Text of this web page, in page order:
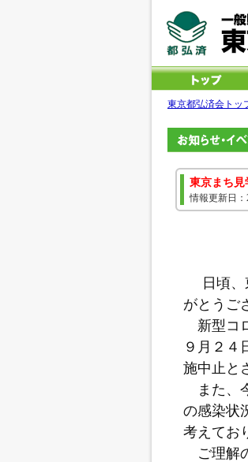
東京都弘済会トッ
東京まち
情報更新日：
日頃
がとうご
新型コ
９月２４
施中止と
また、
の感染状
考えてお
ご理解